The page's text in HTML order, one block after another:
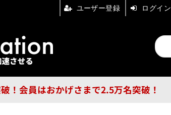
！会員はおかげさまで2.5万名突破！
ブランドチャンネル
フォーエム その他
ユーザー登録 ログイン